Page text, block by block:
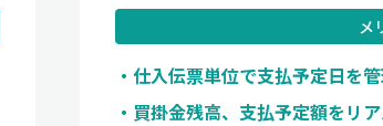
メ
仕入伝票単位で支払予定日を
買掛金残高、支払予定額をリ